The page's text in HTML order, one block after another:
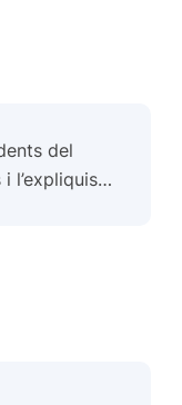
del
l’expliquis…